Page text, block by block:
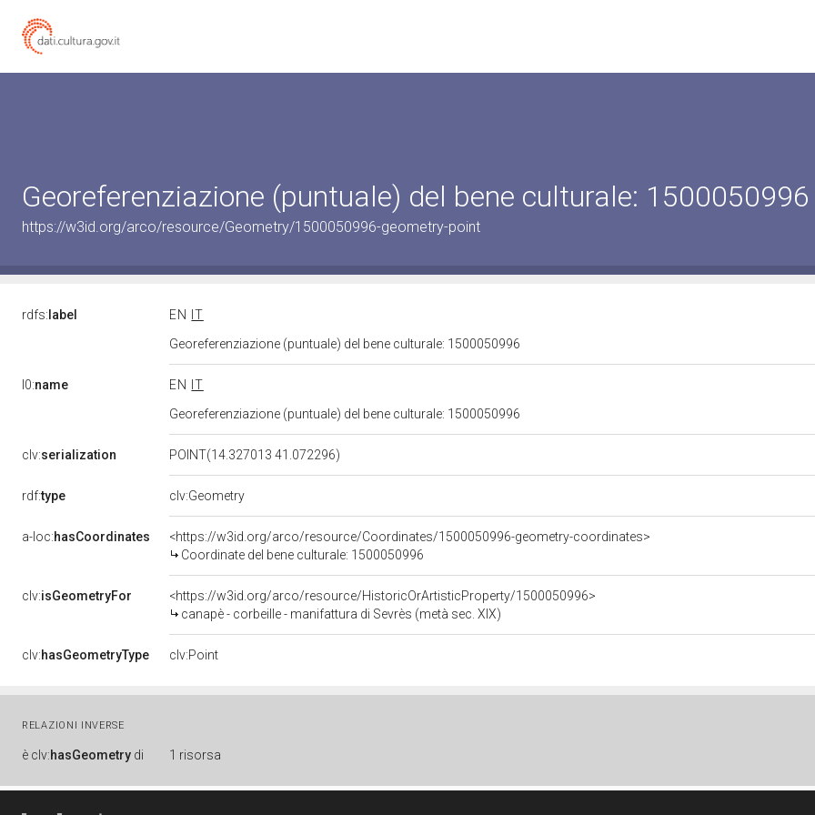
Georeferenziazione (puntuale) del bene culturale: 1500050996
https://w3id.org/arco/resource/Geometry/1500050996-geometry-point
rdfs: label EN
IT
Georeferenziazione (puntuale) del bene culturale: 1500050996
l0:name EN
IT
Georeferenziazione (puntuale) del bene culturale: 1500050996
clv:serialization POINT(14.327013 41.072296)
rdf:type clv:Geometry
a-loc:hasCoordinates
<https://w3id.org/arco/resource/Coordinates/1500050996-geometry-coordinates>
Coordinate del bene culturale: 1500050996
clv:isGeometryFor
<https://w3id.org/arco/resource/HistoricOrArtisticProperty/1500050996>
canapè - corbeille - manifattura di Sevrès (metà sec. XIX)
clv:hasGeometryType clv:Point
RELAZIONI INVERSE
è clv:hasGeometry di 1 risorsa